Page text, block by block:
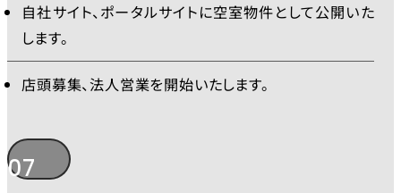
自社サイト、ポータルサイトに空室物件として公開いた
します。
店頭募集、法人営業を開始いたします。
07